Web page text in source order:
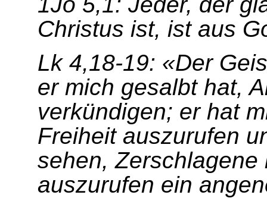
Christus ist, ist aus
Lk 4,18-19: «Der
er mich gesalbt hat,
verkündigen; er hat
Freiheit auszurufen
sehen,
auszurufen ein